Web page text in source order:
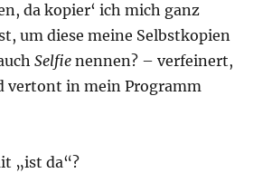
da kopier‘ ich mich ganz
um diese meine Selbstkopien
Selfienennen? – verfeinert,
vertont in mein Programm
„ist da“?